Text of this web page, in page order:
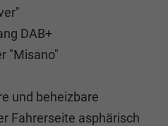
DAB+
"Misano"
und beheizbare
Fahrerseite asphärisch